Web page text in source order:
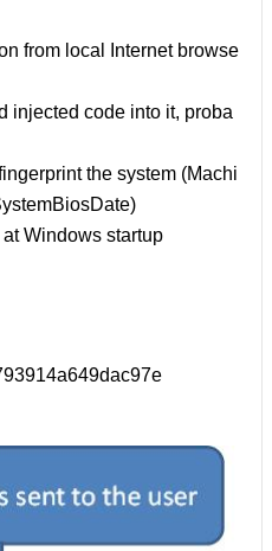
from local Internet browse
injected code into it, proba
the system (Machi
Windows startup